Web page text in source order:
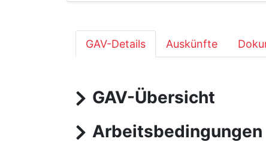
GAV-Details Auskünfte
GAV-Übersicht
Arbeitsbedingungen